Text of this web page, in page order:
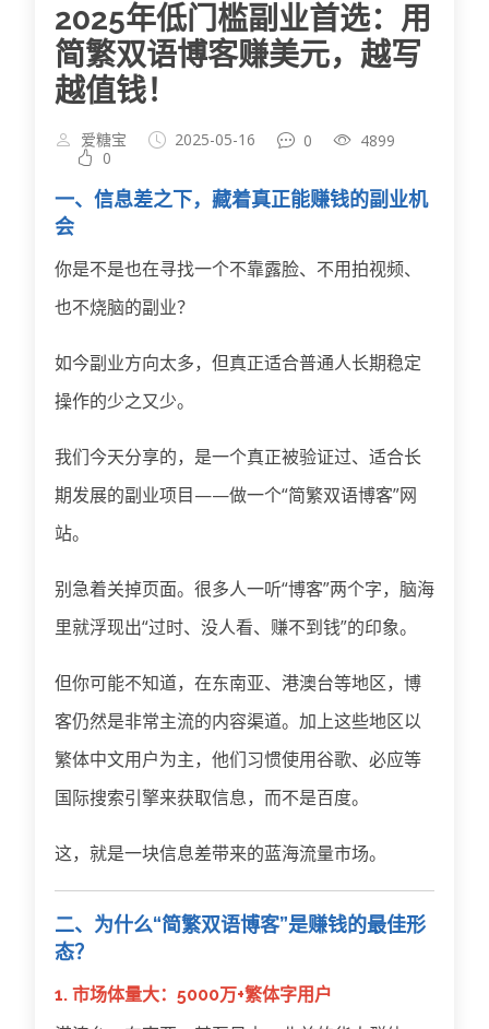
2025年低门槛副业首选：用
简繁双语博客赚美元，越写
越值钱！
爱糖宝 2025-05-16 0
4899
0
一、信息差之下，藏着真正能赚钱的副业机
会
你是不是也在寻找一个不靠露脸、不用拍视频、
也不烧脑的副业？
如今副业方向太多，但真正适合普通人长期稳定
操作的少之又少。
我们今天分享的，是一个真正被验证过、适合长
期发展的副业项目——做一个“简繁双语博客”网
站。
别急着关掉页面。很多人一听“博客”两个字，脑海
里就浮现出“过时、没人看、赚不到钱”的印象。
但你可能不知道，在东南亚、港澳台等地区，博
客仍然是非常主流的内容渠道。加上这些地区以
繁体中文用户为主，他们习惯使用谷歌、必应等
国际搜索引擎来获取信息，而不是百度。
这，就是一块信息差带来的蓝海流量市场。
二、为什么“简繁双语博客”是赚钱的最佳形
态？
1. 市场体量大：5000万+繁体字用户